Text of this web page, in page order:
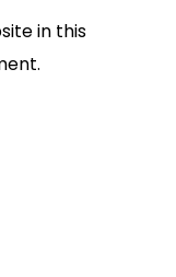
in this